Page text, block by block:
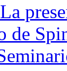
de